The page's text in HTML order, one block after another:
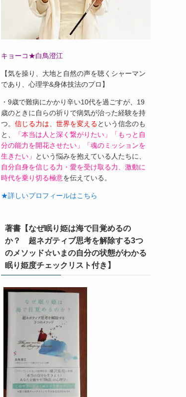
キョーコ★白鳥澄江
【気を操り、大地と自然の声を聴くシャーマン
であり、心理学&身体技法のプロ】
・9歳で難病にかかり辛い10代を過ごすが、19
歳のときに自らの祈りで病気が治った経験を持
つ。 信じる力は、世界を変えるという信念のも
と、
「本当は人と深く繋がりたい」「もっと自
分の能力を開花させたい」「魂のミッションを
生きたい」
という悩みを抱えている人たちに、
自分自身を信じる力・愛を受け取る力、激動に
時代を乗り切る極意を伝えている。
★詳しいプロフィールはこちら
著書【なぜ眠り姫は海で目覚めるの
か？ 超ネガティブ思考を解除する3つ
のメソッド☆いまの自分の状態がわかる
眠り姫度チェックリスト付き】